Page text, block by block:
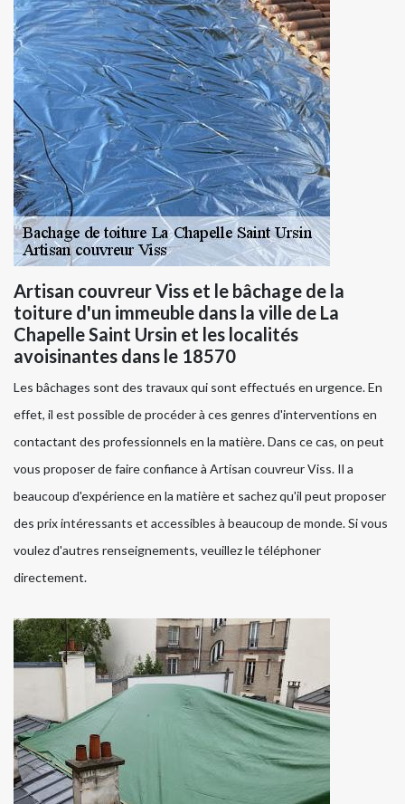
Artisan couvreur Viss et le bâchage de la
toiture d'un immeuble dans la ville de La
Chapelle Saint Ursin et les localités
avoisinantes dans le 18570
Les bâchages sont des travaux qui sont effectués en urgence. En
effet, il est possible de procéder à ces genres d'interventions en
contactant des professionnels en la matière. Dans ce cas, on peut
vous proposer de faire confiance à Artisan couvreur Viss. Il a
beaucoup d'expérience en la matière et sachez qu'il peut proposer
des prix intéressants et accessibles à beaucoup de monde. Si vous
voulez d'autres renseignements, veuillez le téléphoner
directement.